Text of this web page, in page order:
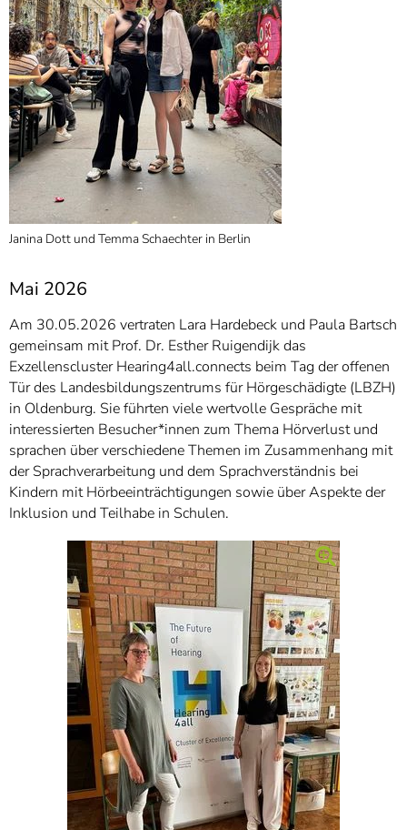
Janina Dott und Temma Schaechter in Berlin
Mai 2026
Am 30.05.2026 vertraten Lara Hardebeck und Paula Bartsch
gemeinsam mit Prof. Dr. Esther Ruigendijk das
Exzellenscluster Hearing4all.connects beim Tag der offenen
Tür des Landesbildungszentrums für Hörgeschädigte (LBZH)
in Oldenburg. Sie führten viele wertvolle Gespräche mit
interessierten Besucher*innen zum Thema Hörverlust und
sprachen über verschiedene Themen im Zusammenhang mit
der Sprachverarbeitung und dem Sprachverständnis bei
Kindern mit Hörbeeinträchtigungen sowie über Aspekte der
Inklusion und Teilhabe in Schulen.